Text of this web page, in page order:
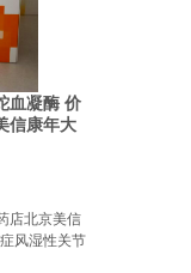
血凝酶 价
信康年大